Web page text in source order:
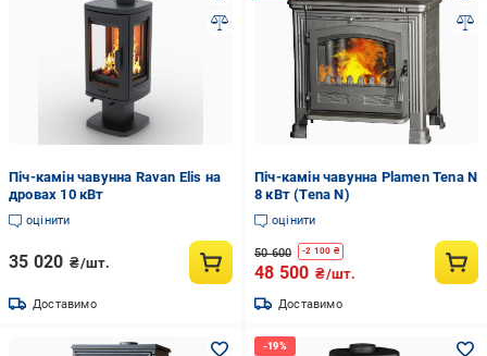
Піч-камін чавунна Ravan Elis на
дровах 10 кВт
оцінити
35 020 ₴/шт.
Доставимо
Піч-камін чавунна Plamen Tena N
8 кВт (Tena N)
оцінити
50 600 -2 100 ₴
48 500 ₴/шт.
Доставимо